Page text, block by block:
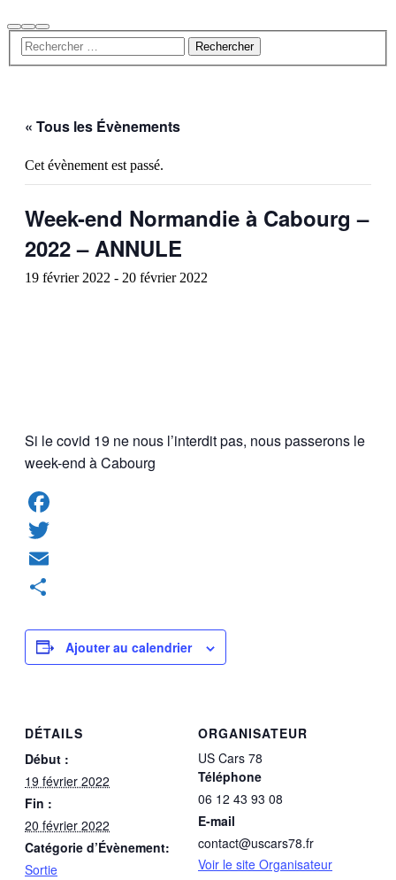
Rechercher
Plus
d’infos
Menu
principal
« Tous les Évènements
Cet évènement est passé.
Week-end Normandie à Cabourg –
2022 – ANNULE
19 février 2022 - 20 février 2022
Si le covid 19 ne nous l’interdit pas, nous passerons le
week-end à Cabourg
Facebook
Twitter
Email
Ajouter au calendrier
DÉTAILS
Début :
19 février 2022
Fin :
20 février 2022
Catégorie d’Évènement:
Sortie
ORGANISATEUR
US Cars 78
Téléphone
06 12 43 93 08
E-mail
contact@uscars78.fr
Voir le site Organisateur